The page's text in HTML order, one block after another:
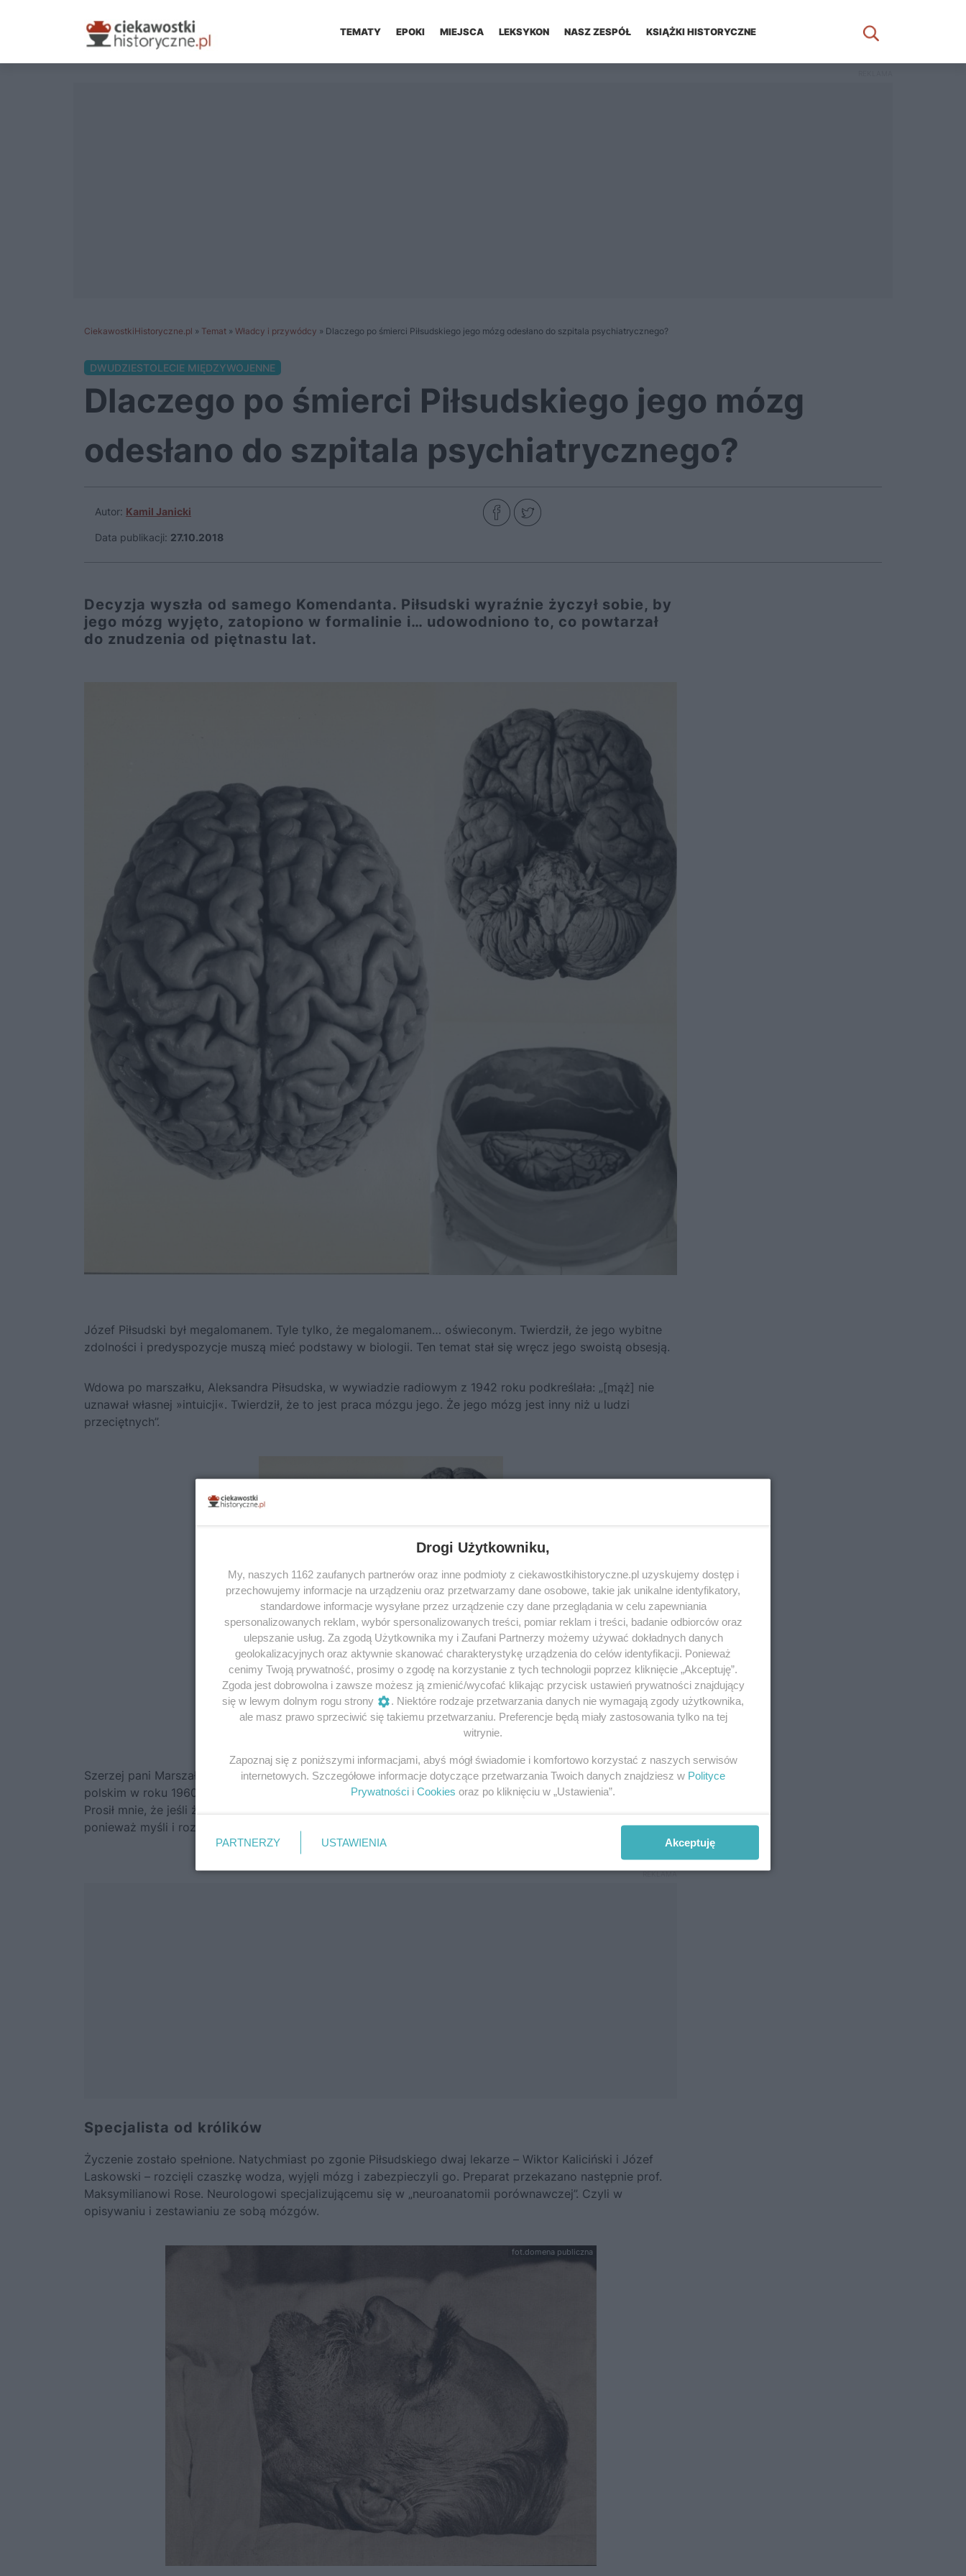
TEMATY EPOKI MIEJSCA LEKSYKON NASZ ZESPÓŁ KSIĄŻKI HISTORYCZNE
CiekawostkiHistoryczne.pl » Temat » Władcy i przywódcy » Dlaczego po śmierci Piłsudskiego jego mózg odesłano do szpitala psychiatrycznego?
DWUDZIESTOLECIE MIĘDZYWOJENNE
Dlaczego po śmierci Piłsudskiego jego mózg
odesłano do szpitala psychiatrycznego?
Autor: Kamil Janicki
Data publikacji: 27.10.2018
Decyzja wyszła od samego Komendanta. Piłsudski wyraźnie życzył sobie, by
jego mózg wyjęto, zatopiono w formalinie i… udowodniono to, co powtarzał
do znudzenia od piętnastu lat.
Józef Piłsudski był megalomanem. Tyle tylko, że megalomanem… oświeconym. Twierdził, że jego wybitne
zdolności i predyspozycje muszą mieć podstawy w biologii. Ten temat stał się wręcz jego swoistą obsesją.
Wdowa po marszałku, Aleksandra Piłsudska, w wywiadzie radiowym z 1942 roku podkreślała: „[mąż] nie
uznawał własnej »intuicji«. Twierdził, że to jest praca mózgu jego. Że jego mózg jest inny niż u ludzi
przeciętnych”.
Odlewy mózgu Józefa Piłsudskiego.
Ilustracje z wydanego pośmiertnie albumu
Szerzej pani Marszałkowa naświetliła tę kwestię w książkowych wspomnieniach, wydanych w języku
polskim w roku 1960. Wówczas pisała: „[Ziuk] wierzył w pracę mózgu ludzkiego i znaczenie ludzkiej woli.
Prosił mnie, że jeśli żyć będę dłużej niż on, abym mózg jego oddała do naukowego zbadania. Sądził, że
ponieważ myśli i rozumuje inaczej, niż inni, inną też może mieć budowę mózgu”.
Specjalista od królików
Życzenie zostało spełnione. Natychmiast po zgonie Piłsudskiego dwaj lekarze – Wiktor Kaliciński i Józef
Laskowski – rozcięli czaszkę wodza, wyjęli mózg i zabezpieczyli go. Preparat przekazano następnie prof.
Maksymilianowi Rose. Neurologowi specjalizującemu się w „neuroanatomii porównawczej”. Czyli w
opisywaniu i zestawianiu ze sobą mózgów.
fot.domena publiczna
Drogi Użytkowniku,
My, naszych 1162 zaufanych partnerów oraz inne podmioty z ciekawostkihistoryczne.pl uzyskujemy dostęp i
przechowujemy informacje na urządzeniu oraz przetwarzamy dane osobowe, takie jak unikalne identyfikatory,
standardowe informacje wysyłane przez urządzenie czy dane przeglądania w celu zapewniania
spersonalizowanych reklam, wybór spersonalizowanych treści, pomiar reklam i treści, badanie odbiorców oraz
ulepszanie usług. Za zgodą Użytkownika my i Zaufani Partnerzy możemy używać dokładnych danych
geolokalizacyjnych oraz aktywnie skanować charakterystykę urządzenia do celów identyfikacji. Ponieważ
cenimy Twoją prywatność, prosimy o zgodę na korzystanie z tych technologii poprzez kliknięcie „Akceptuję”.
Zgoda jest dobrowolna i zawsze możesz ją zmienić/wycofać klikając przycisk ustawień prywatności znajdujący
się w lewym dolnym rogu strony
. Niektóre rodzaje przetwarzania danych nie wymagają zgody użytkownika,
ale masz prawo sprzeciwić się takiemu przetwarzaniu. Preferencje będą miały zastosowania tylko na tej
witrynie.
Zapoznaj się z poniższymi informacjami, abyś mógł świadomie i komfortowo korzystać z naszych serwisów
internetowych. Szczegółowe informacje dotyczące przetwarzania Twoich danych znajdziesz w Polityce
Prywatności i Cookies oraz po kliknięciu w „Ustawienia”.
PARTNERZY USTAWIENIA Akceptuję